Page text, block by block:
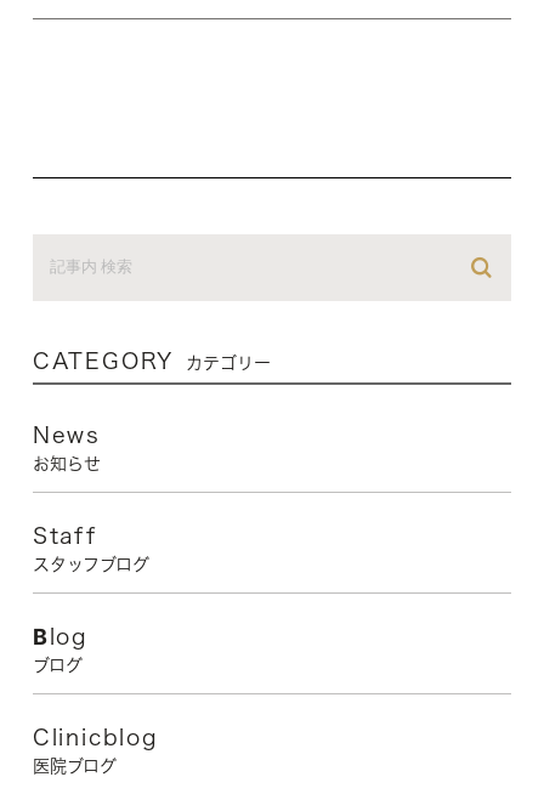
CATEGORY カテゴリー
News
お知らせ
Staff
スタッフブログ
Blog
ブログ
Clinicblog
医院ブログ